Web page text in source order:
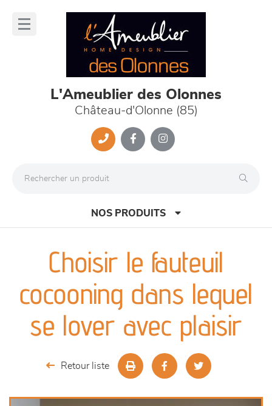
L'Ameublier des Olonnes
Château-d'Olonne (85)
NOS PRODUITS
canapés et fauteuils
séjours
chambres et dressing
Choisir le fauteuil
cocooning dans lequel
se lover avec plaisir
Retour liste